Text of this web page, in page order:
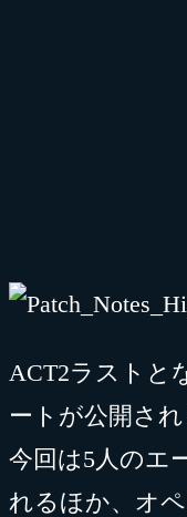
ACT2ラストと
ートが公開され
今回は5人のエ
れるほか、オ